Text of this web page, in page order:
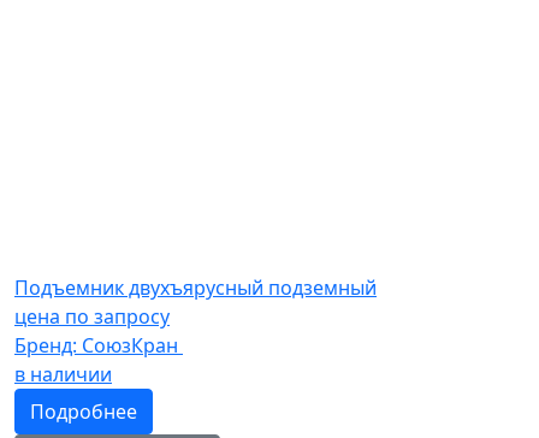
Подъемник двухъярусный подземный
цена по запросу
Бренд: СоюзКран
в наличии
Подробнее